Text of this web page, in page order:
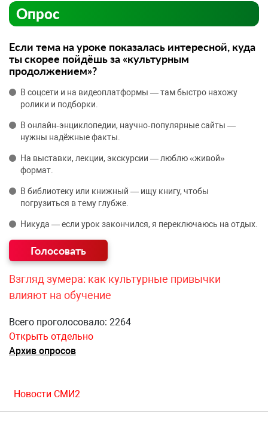
Опрос
Если тема на уроке показалась интересной, куда
ты скорее пойдёшь за «культурным
продолжением»?
В соцсети и на видеоплатформы — там быстро нахожу
ролики и подборки.
В онлайн‑энциклопедии, научно‑популярные сайты —
нужны надёжные факты.
На выставки, лекции, экскурсии — люблю «живой»
формат.
В библиотеку или книжный — ищу книгу, чтобы
погрузиться в тему глубже.
Никуда — если урок закончился, я переключаюсь на отдых.
Взгляд зумера: как культурные привычки
влияют на обучение
Всего проголосовало: 2264
Открыть отдельно
Архив опросов
Новости СМИ2